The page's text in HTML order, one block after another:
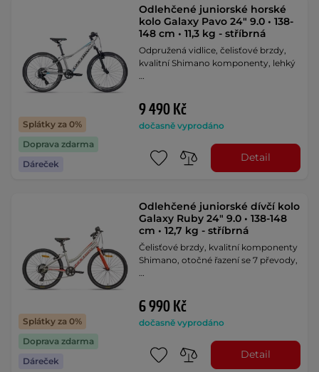
Splátky za 0%
Doprava zdarma
Dáreček
Odlehčené juniorské horské
kolo Galaxy Pavo 24" 9.0 • 138-
148 cm • 11,3 kg - stříbrná
Odpružená vidlice, čelisťové brzdy,
kvalitní Shimano komponenty, lehký
9 490 Kč
dočasně vyprodáno
Detail
Splátky za 0%
Doprava zdarma
Dáreček
Odlehčené juniorské dívčí kolo
Galaxy Ruby 24" 9.0 • 138-148
cm • 12,7 kg - stříbrná
Čelisťové brzdy, kvalitní komponenty
Shimano, otočné řazení se 7 převody,
6 990 Kč
dočasně vyprodáno
Detail